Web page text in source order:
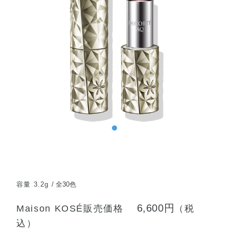
容量 3.2g 全30色
Maison KOSÉ販売価格 6,600円
（税
込）